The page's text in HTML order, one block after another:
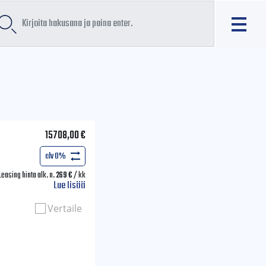
15708,00€
alv 0%
hinta alk. n.269€/ kk
Lue lisää
Vertaile